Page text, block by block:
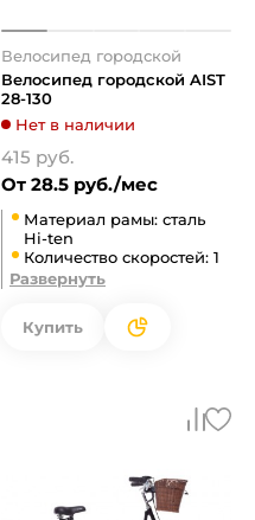
Велосипед городской
Велосипед городской AIST
28-130
Нет в наличии
415 руб.
От 28.5 руб./мес
Материал рамы: сталь
Hi-ten
Количество скоростей: 1
Развернуть
Купить